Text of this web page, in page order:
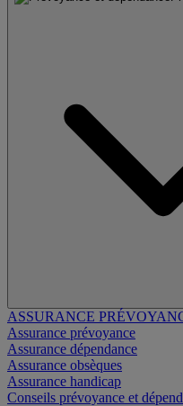
ASSURANCE
Assurance prévoyance
Assurance dépendance
Assurance obsèques
Assurance handicap
Conseils prévoyance et